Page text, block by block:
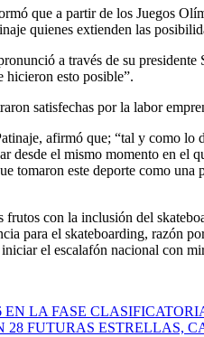
que a partir de los Juegos
quienes extienden las
a través de su
hicieron esto posible”.
satisfechas por la labor
afirmó que; “tal y como
desde el mismo momento en
tomaron este deporte como
con la inclusión del
para el skateboarding, razón
el escalafón nacional con
LA FASE
FUTURAS ESTRELLAS,